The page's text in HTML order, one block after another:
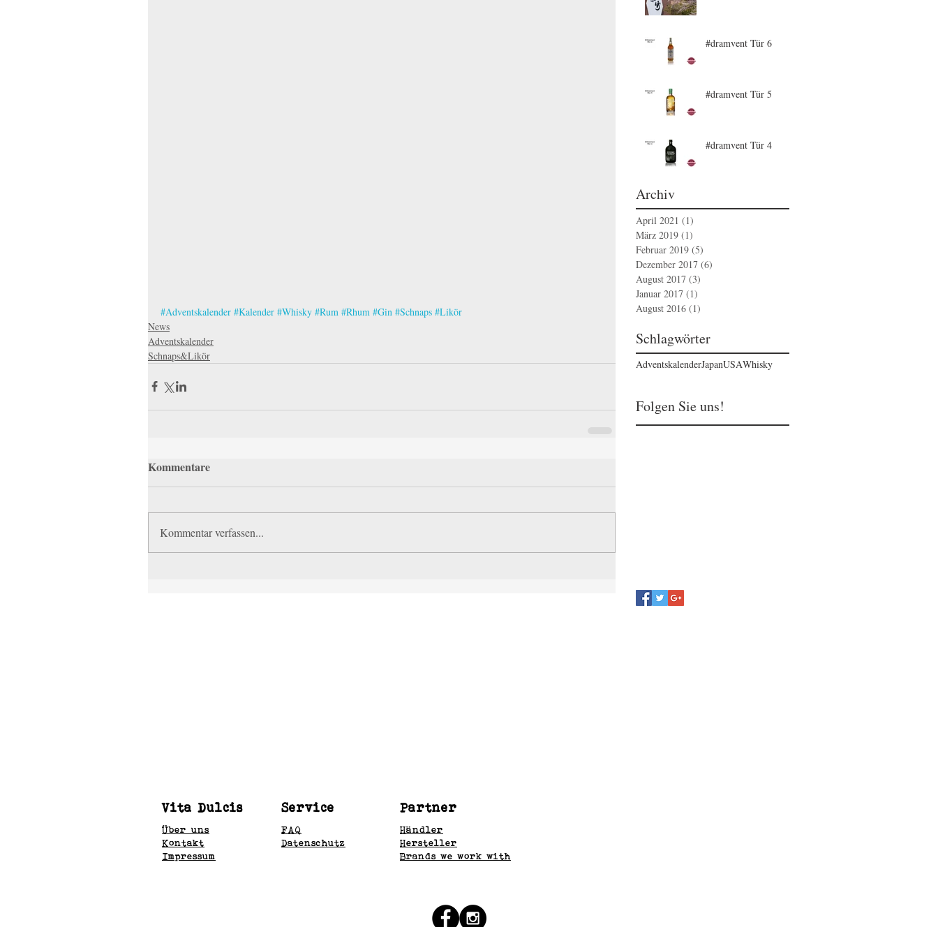
#Adventskalender #Kalender #Whisky #Rum #Rhum #Gin #Schnaps #Likör
News
Adventskalender
Schnaps&Likör
Kommentare
Kommentar verfassen...
#dramvent Tür 6
#dramvent Tür 5
#dramvent Tür 4
Archiv
April 2021 (1)
März 2019 (1)
Februar 2019 (5)
Dezember 2017 (6)
August 2017 (3)
Januar 2017 (1)
August 2016 (1)
Schlagwörter
AdventskalenderJapanUSAWhisky
Folgen Sie uns!
Vita Dulcis
Über uns
Kontakt
Impressum
Service
FAQ
Datenschutz
Partner
Händler
Hersteller
Brands we work with